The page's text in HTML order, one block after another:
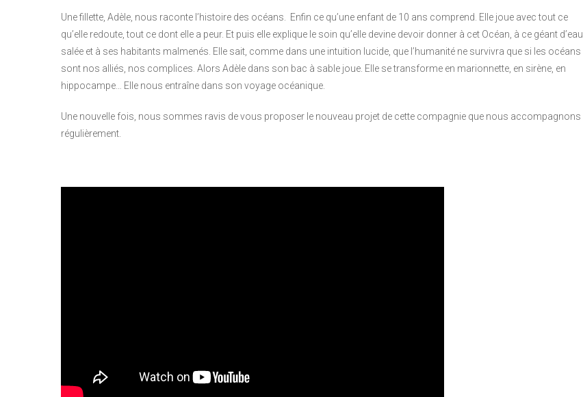
Une fillette, Adèle, nous raconte l’histoire des océans. Enfin ce qu’une enfant de 10 ans comprend. Elle joue avec tout ce
qu’elle redoute, tout ce dont elle a peur. Et puis elle explique le soin qu’elle devine devoir donner à cet Océan, à ce géant d’eau
salée et à ses habitants malmenés. Elle sait, comme dans une intuition lucide, que l’humanité ne survivra que si les océans
sont nos alliés, nos complices. Alors Adèle dans son bac à sable joue. Elle se transforme en marionnette, en sirène, en
hippocampe… Elle nous entraîne dans son voyage océanique.
Une nouvelle fois, nous sommes ravis de vous proposer le nouveau projet de cette compagnie que nous accompagnons
régulièrement.